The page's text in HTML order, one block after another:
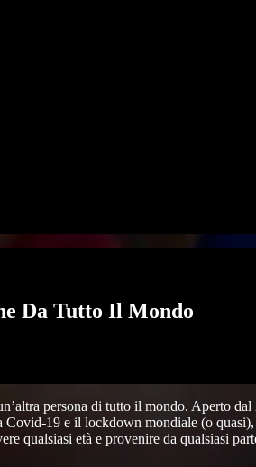
Da Tutto Il Mondo
persona di tutto il mondo. Aperto
19 e il lockdown mondiale (o
qualsiasi età e provenire da qualsiasi